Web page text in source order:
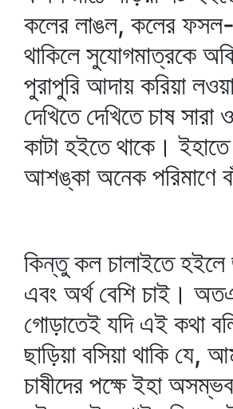
কলের লাঙল, কলের ফসল-
থাকিলে সুযোগমাত্রকে
পুরাপুরি আদায় করিয়া
দেখিতে দেখিতে চাষ
কাটা হইতে থাকে। ইহাতে
আশঙ্কা অনেক পরিমাণে
কিন্তু কল চালাইতে হইলে
এবং অর্থ বেশি চাই।
গোড়াতেই যদি এই কথা
ছাড়িয়া বসিয়া থাকি যে,
চাষীদের পক্ষে ইহা